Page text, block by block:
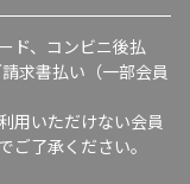
ド、コンビニ後払
求書払い（一部会員
用いただけない会員
ご了承ください。